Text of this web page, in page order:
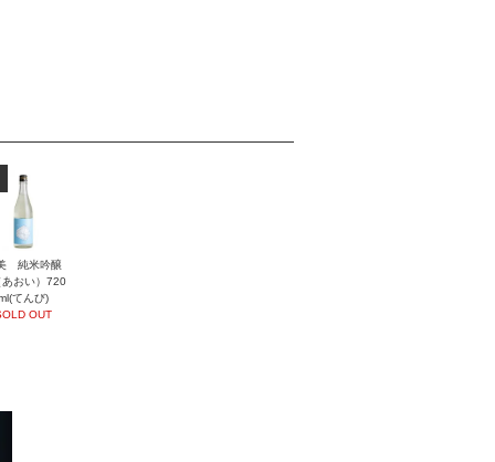
純米吟醸
あおい）720
てんび)
OUT